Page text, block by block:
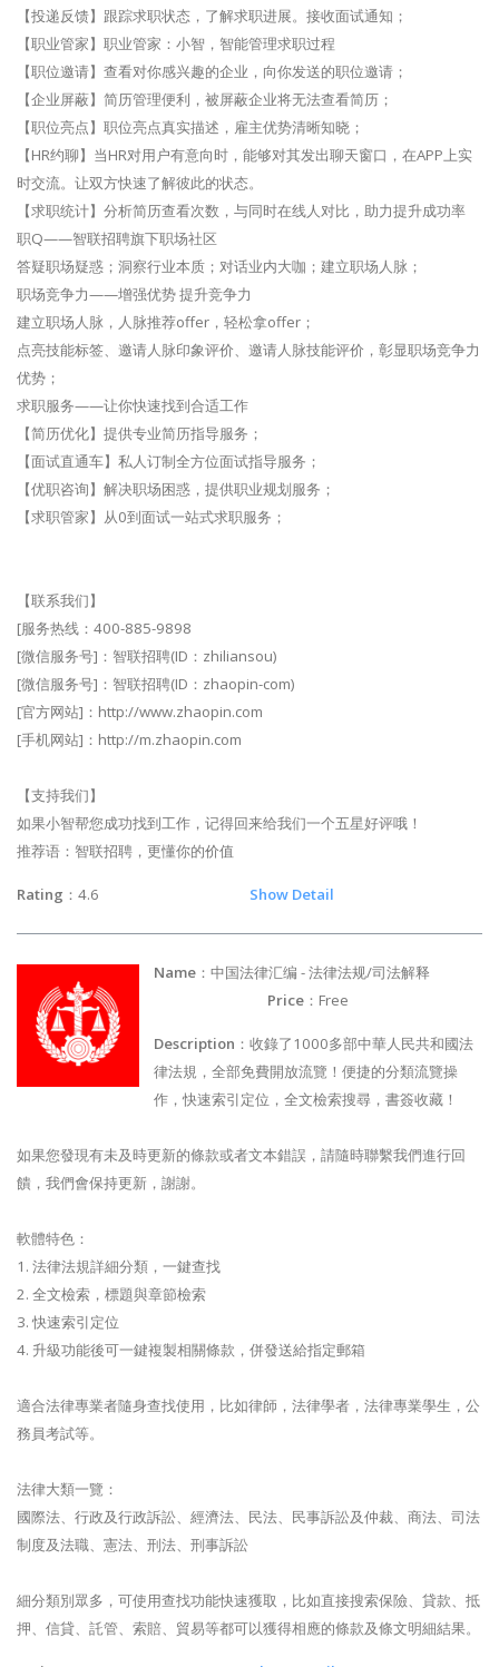
【投递反馈】跟踪求职状态，了解求职进展。接收面试通知；
【职业管家】职业管家：小智，智能管理求职过程
【职位邀请】查看对你感兴趣的企业，向你发送的职位邀请；
【企业屏蔽】简历管理便利，被屏蔽企业将无法查看简历；
【职位亮点】职位亮点真实描述，雇主优势清晰知晓；
【HR约聊】当HR对用户有意向时，能够对其发出聊天窗口，在APP上实
时交流。让双方快速了解彼此的状态。
【求职统计】分析简历查看次数，与同时在线人对比，助力提升成功率
职Q——智联招聘旗下职场社区
答疑职场疑惑；洞察行业本质；对话业内大咖；建立职场人脉；
职场竞争力——增强优势 提升竞争力
建立职场人脉，人脉推荐offer，轻松拿offer；
点亮技能标签、邀请人脉印象评价、邀请人脉技能评价，彰显职场竞争力
优势；
求职服务——让你快速找到合适工作
【简历优化】提供专业简历指导服务；
【面试直通车】私人订制全方位面试指导服务；
【优职咨询】解决职场困惑，提供职业规划服务；
【求职管家】从0到面试一站式求职服务；
【联系我们】
[服务热线：400-885-9898
[微信服务号]：智联招聘(ID：zhiliansou)
[微信服务号]：智联招聘(ID：zhaopin-com)
[官方网站]：http://www.zhaopin.com
[手机网站]：http://m.zhaopin.com
【支持我们】
如果小智帮您成功找到工作，记得回来给我们一个五星好评哦！
推荐语：智联招聘，更懂你的价值
Rating ：4.6 Show Detail
Name ：中国法律汇编 - 法律法规/司法解释
Price ：Free
Description ：收錄了1000多部中華人民共和國法
律法規，全部免費開放流覽！便捷的分類流覽操
作，快速索引定位，全文檢索搜尋，書簽收藏！
如果您發現有未及時更新的條款或者文本錯誤，請隨時聯繫我們進行回
饋，我們會保持更新，謝謝。
軟體特色：
1. 法律法規詳細分類，一鍵查找
2. 全文檢索，標題與章節檢索
3. 快速索引定位
4. 升級功能後可一鍵複製相關條款，併發送給指定郵箱
適合法律專業者隨身查找使用，比如律師，法律學者，法律專業學生，公
務員考試等。
法律大類一覽：
國際法、行政及行政訴訟、經濟法、民法、民事訴訟及仲裁、商法、司法
制度及法職、憲法、刑法、刑事訴訟
細分類別眾多，可使用查找功能快速獲取，比如直接搜索保險、貸款、抵
押、信貸、託管、索賠、貿易等都可以獲得相應的條款及條文明細結果。